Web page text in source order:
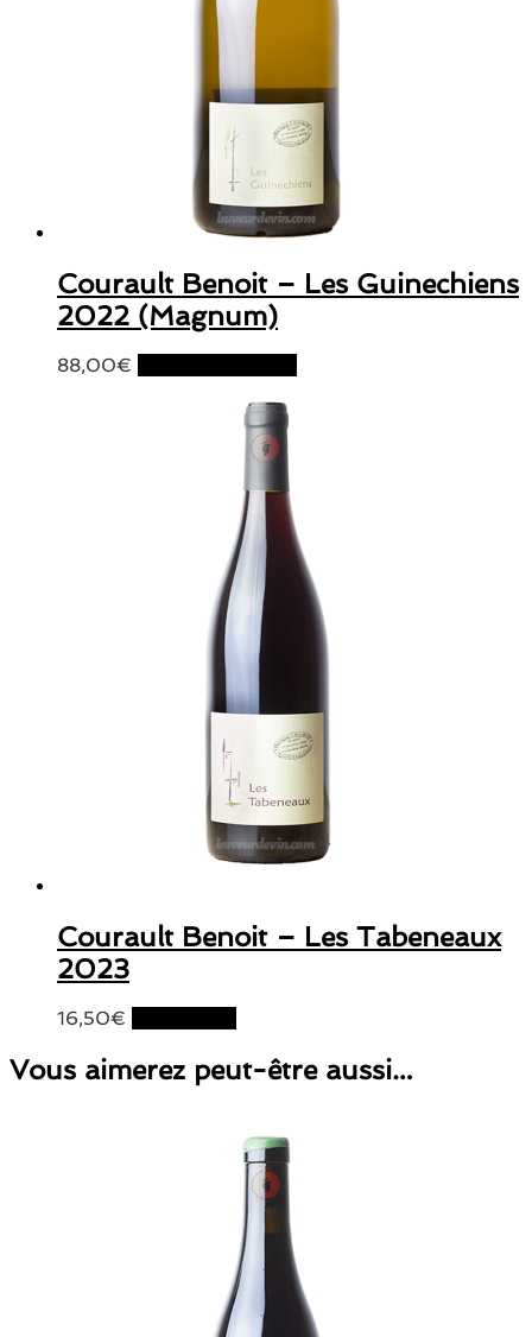
Courault Benoit – Les Guinechiens
2022 (Magnum)
88,00€
Courault Benoit – Les Tabeneaux
2023
16,50€
Vous aimerez peut-être aussi…